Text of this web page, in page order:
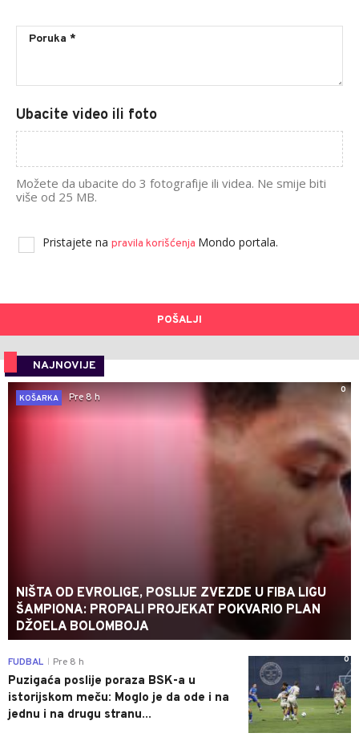
Ubacite video ili foto
Možete da ubacite do 3 fotografije ili videa. Ne smije biti
više od 25 MB.
Pristajete na pravila korišćenja Mondo portala.
POŠALJI
NAJNOVIJE
0
KOŠARKA
Pre 8 h
NIŠTA OD EVROLIGE, POSLIJE ZVEZDE U FIBA LIGU
ŠAMPIONA: PROPALI PROJEKAT POKVARIO PLAN
DŽOELA BOLOMBOJA
0
FUDBAL Pre 8 h
Puzigaća poslije poraza BSK-a u
istorijskom meču: Moglo je da ode i na
jednu i na drugu stranu...